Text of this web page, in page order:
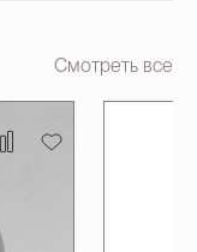
Смотреть все